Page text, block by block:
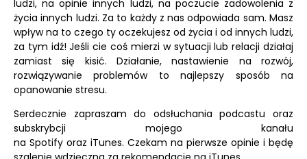
ludzi, na opinie innych ludzi, na poczucie zadowolenia z
życia innych ludzi. Za to każdy z nas odpowiada sam. Masz
wpływ na to czego ty oczekujesz od życia i od innych ludzi,
za tym idź! Jeśli cie coś mierzi w sytuacji lub relacji działaj
zamiast się kisić. Działanie, nastawienie na rozwój,
rozwiązywanie problemów to najlepszy sposób na
opanowanie stresu.
Serdecznie zapraszam do odsłuchania podcastu oraz
subskrybcji mojego kanału
na Spotify oraz iTunes. Czekam na pierwsze opinie i będę